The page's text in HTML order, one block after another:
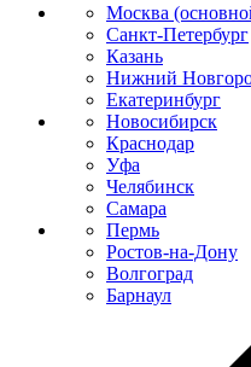
Москва
Санкт-Петербург
Казань
Нижний
Екатеринбург
Новосибирск
Краснодар
Уфа
Челябинск
Самара
Пермь
Ростов-на-Дону
Волгоград
Барнаул